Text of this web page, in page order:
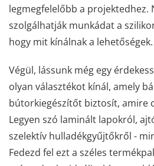
legmegfelelőbb a projektedhez.
szolgálhatják munkádat a
hogy mit kínálnak a lehetőségek.
Végül, lássunk még egy
olyan választékot kínál, amely
bútorkiegészítőt biztosít, amire
Legyen szó laminált lapokról,
szelektív hulladékgyűjtőkről -
Fedezd fel ezt a széles